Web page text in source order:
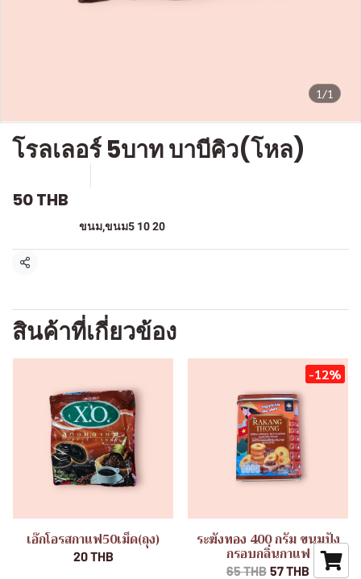
1/1
โรลเลอร์ 5บาท บาบีคิว(โหล)
50 THB
ขนม,ขนม5 10 20
แชร์
สินค้าที่เกี่ยวข้อง
เอ๊กโอรสกาแฟ50เม็ด(ถุง)
20 THB
-12%
ระฆังทอง 400 กรัม ขนมปัง
กรอบกลิ่นกาแฟ
65 THB 57 THB